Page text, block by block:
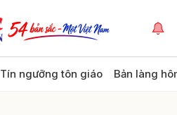
Tín ngưỡng tôn giáo Bản làng